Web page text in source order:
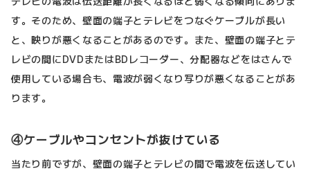
す。そのため、壁面の端子とテレビをつなぐケーブルが長い
と、映りが悪くなることがあるのです。また、壁面の端子とテ
レビの間にDVDまたはBDレコーダー、分配器などをはさんで
使用している場合も、電波が弱くなり写りが悪くなることがあ
ります。
④ケーブルやコンセントが抜けている
当たり前ですが、壁面の端子とテレビの間で電波を伝送してい